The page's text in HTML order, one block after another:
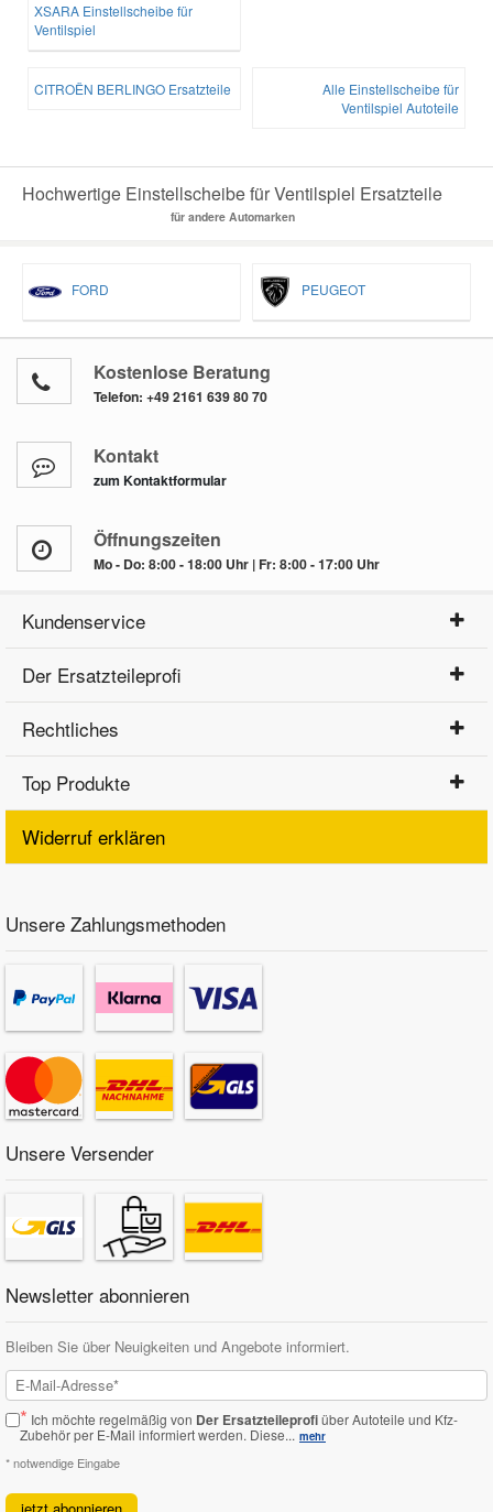
XSARA Einstellscheibe für
Ventilspiel
CITROËN BERLINGO Ersatzteile
Alle Einstellscheibe für
Ventilspiel Autoteile
Hochwertige Einstellscheibe für Ventilspiel Ersatzteile
für andere Automarken
FORD PEUGEOT
Kostenlose Beratung
Telefon: +49 2161 639 80 70
Kontakt
zum Kontaktformular
Öffnungszeiten
Mo - Do: 8:00 - 18:00 Uhr | Fr: 8:00 - 17:00 Uhr
Kundenservice
Der Ersatzteileprofi
Rechtliches
Top Produkte
Widerruf erklären
Unsere Zahlungsmethoden
Unsere Versender
Newsletter abonnieren
Bleiben Sie über Neuigkeiten und Angebote informiert.
* Ich möchte regelmäßig von Der Ersatzteileprofiüber Autoteile und Kfz-
Zubehör per E-Mail informiert werden. Diese... mehr
* notwendige Eingabe